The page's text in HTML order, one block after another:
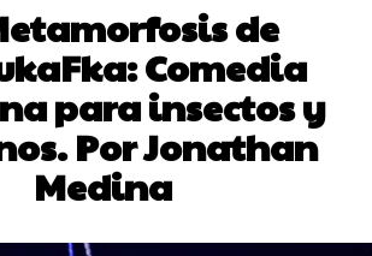
de
Comedia
para insectos y
Por Jonathan
Medina